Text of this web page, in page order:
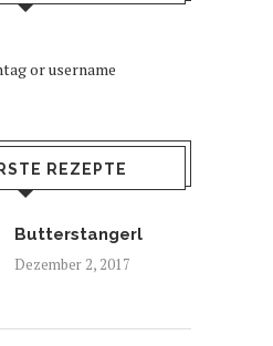
or username
REZEPTE
Butterstangerl
Dezember 2, 2017